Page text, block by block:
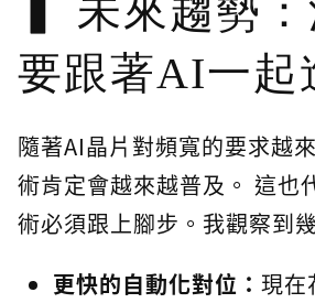
未來趨勢
要跟著AI一起
隨著AI晶片對頻寬的要求越
術肯定會越來越普及。 這也
術必須跟上腳步。我觀察到
更快的自動化對位： 現在